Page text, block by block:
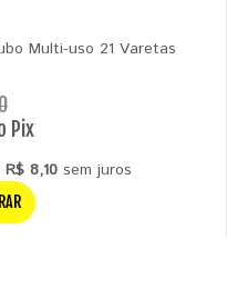
Multi-uso 21 Varetas
Pix
R$ 8,10sem juros